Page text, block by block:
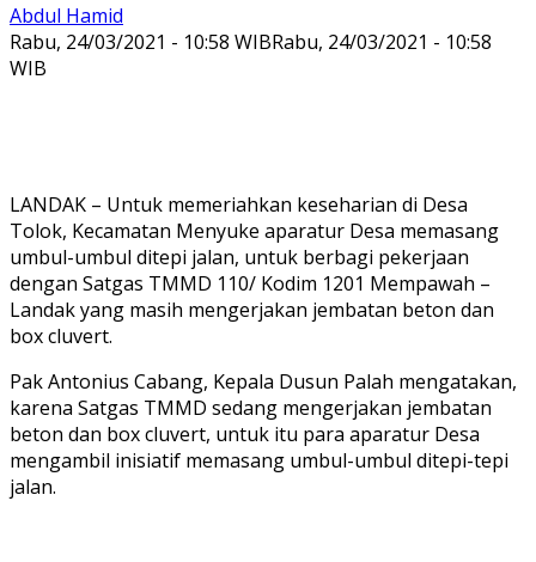
Abdul Hamid
Rabu, 24/03/2021 - 10:58 WIBRabu, 24/03/2021 - 10:58
WIB
LANDAK – Untuk memeriahkan keseharian di Desa
Tolok, Kecamatan Menyuke aparatur Desa memasang
umbul-umbul ditepi jalan, untuk berbagi pekerjaan
dengan Satgas TMMD 110/ Kodim 1201 Mempawah –
Landak yang masih mengerjakan jembatan beton dan
box cluvert.
Pak Antonius Cabang, Kepala Dusun Palah mengatakan,
karena Satgas TMMD sedang mengerjakan jembatan
beton dan box cluvert, untuk itu para aparatur Desa
mengambil inisiatif memasang umbul-umbul ditepi-tepi
jalan.